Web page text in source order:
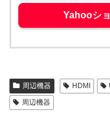
Yahooシ
周辺機器 HDMI
周辺機器